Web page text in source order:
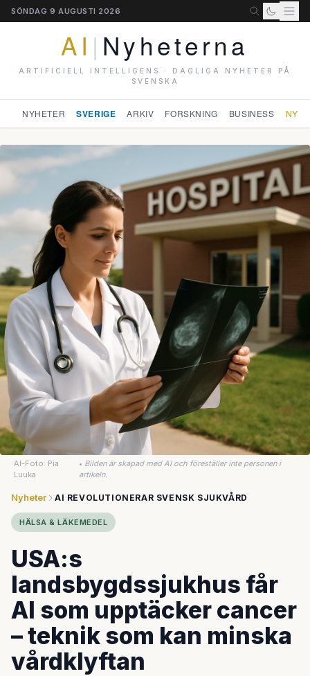
SÖNDAG 9 AUGUSTI 2026
AI | Nyheterna
ARTIFICIELL INTELLIGENS · DAGLIGA NYHETER PÅ
SVENSKA
NYHETER SVERIGE ARKIV FORSKNING BUSINESS
AI-Foto: Pia
Luuka
• Bilden är skapad med AI och föreställer inte personen i
artikeln.
Nyheter AI REVOLUTIONERAR SVENSK SJUKVÅRD
HÄLSA & LÄKEMEDEL
USA:s
landsbygdssjukhus får
AI som upptäcker cancer
– teknik som kan minska
vårdklyftan